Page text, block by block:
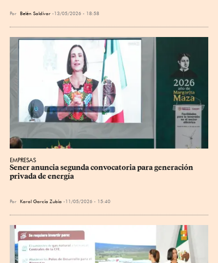
Por Belén Saldívar 13/05/2026 - 18:58
EMPRESAS
Sener anuncia segunda convocatoria para generación
privada de energía
Por Karol García Zubía 11/05/2026 - 15:40